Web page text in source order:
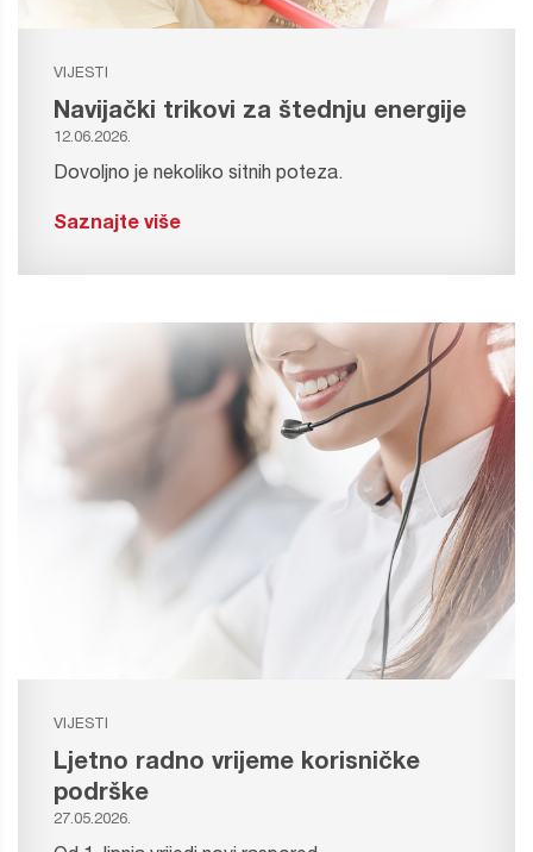
VIJESTI
Navijački trikovi za štednju energije
12.06.2026.
Dovoljno je nekoliko sitnih poteza.
Saznajte više
VIJESTI
Ljetno radno vrijeme korisničke
podrške
27.05.2026.